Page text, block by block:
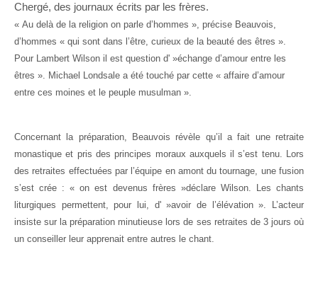
Chergé, des journaux écrits par les frères.
« Au delà de la religion on parle d’hommes », précise Beauvois,
d’hommes « qui sont dans l’être, curieux de la beauté des êtres ».
Pour Lambert Wilson il est question d' »échange d’amour entre les
êtres ». Michael Londsale a été touché par cette « affaire d’amour
entre ces moines et le peuple musulman ».
Concernant la préparation, Beauvois révèle qu’il a fait une retraite
monastique et pris des principes moraux auxquels il s’est tenu. Lors
des retraites effectuées par l’équipe en amont du tournage, une fusion
s’est crée : « on est devenus frères »déclare Wilson. Les chants
liturgiques permettent, pour lui, d' »avoir de l’élévation ». L’acteur
insiste sur la préparation minutieuse lors de ses retraites de 3 jours où
un conseiller leur apprenait entre autres le chant.